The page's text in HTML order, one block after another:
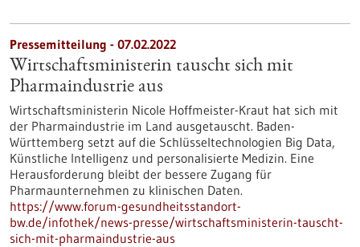
Pressemitteilung - 07.02.2022
Wirtschaftsministerin tauscht sich mit
Pharmaindustrie aus
Wirtschaftsministerin Nicole Hoffmeister-Kraut hat sich mit
der Pharmaindustrie im Land ausgetauscht. Baden-
Württemberg setzt auf die Schlüsseltechnologien Big Data,
Künstliche Intelligenz und personalisierte Medizin. Eine
Herausforderung bleibt der bessere Zugang für
Pharmaunternehmen zu klinischen Daten.
https://www.forum-gesundheitsstandort-
bw.de/infothek/news-presse/wirtschaftsministerin-tauscht-
sich-mit-pharmaindustrie-aus